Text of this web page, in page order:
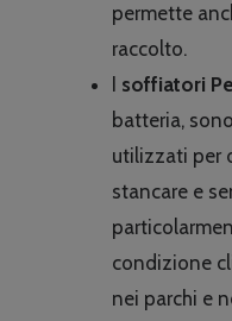
permette
raccolto.
soffiatori
batteria,
utilizzati per
stancare e
condizione
nei parchi e